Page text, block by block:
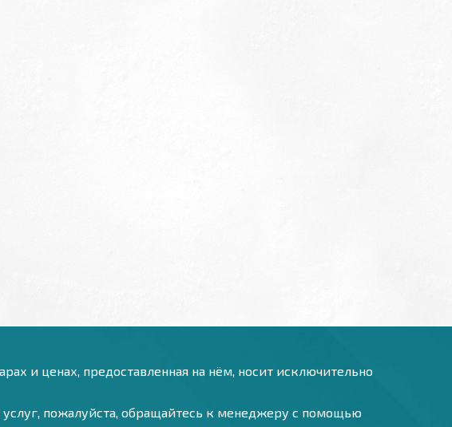
и ценах, предоставленная на нём, носит исключительно
пожалуйста, обращайтесь к менеджеру с помощью